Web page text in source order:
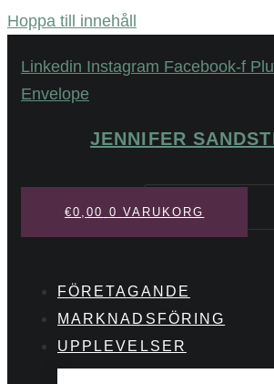
Hoppa till innehåll
Linkedin Instagram Facebook-f
Envelope
JENNIFER
Sök
€0,00 0 VARUKORG
FÖRETAGANDE
MARKNADSFÖRING
UPPLEVELSER